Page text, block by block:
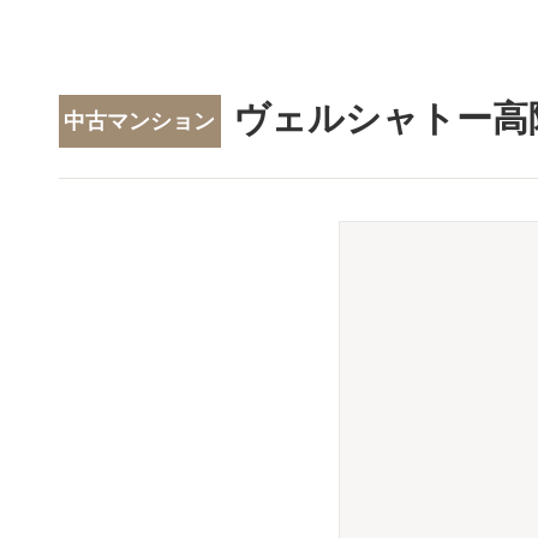
中古マンション ヴェルシャトー高